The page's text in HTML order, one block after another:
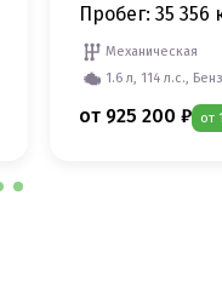
Пробег: 35 356
Механическая
1.6 л, 114 л.с.,
от 925 200 ₽ от